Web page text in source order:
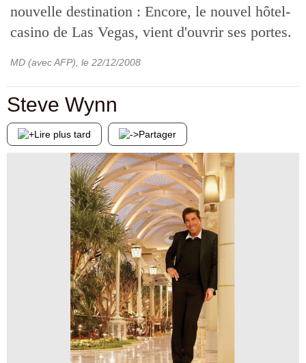
nouvelle destination : Encore, le nouvel hôtel-
casino de Las Vegas, vient d'ouvrir ses portes.
MD (avec AFP) , le 22/12/2008
Steve Wynn
Lire plus tard Partager